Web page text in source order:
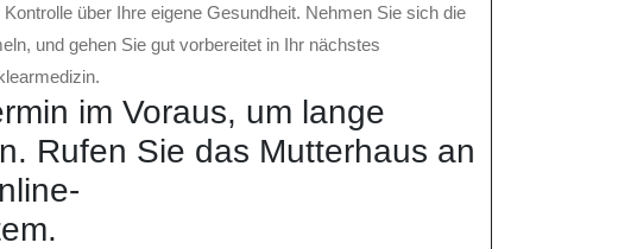
über Ihre eigene Gesundheit. Nehmen Sie sich die
und gehen Sie gut vorbereitet in Ihr nächstes
im Voraus, um lange
Rufen Sie das Mutterhaus an